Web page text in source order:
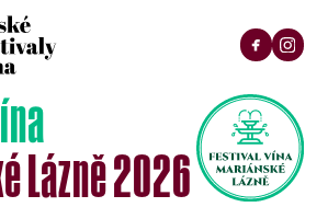
Lázně 2026